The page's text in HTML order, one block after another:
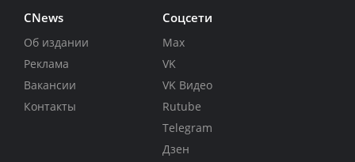
CNews
Об издании
Реклама
Вакансии
Контакты
Соцсети
Max
VK
VK Видео
Rutube
Telegram
Дзен